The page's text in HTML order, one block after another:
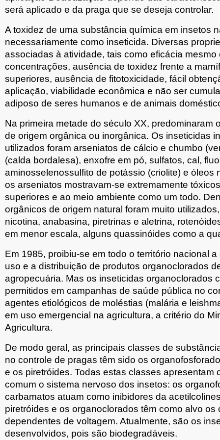
será aplicado e da praga que se deseja controlar.
A toxidez de uma substância química em insetos
necessariamente como inseticida. Diversas
associadas à atividade, tais como eficácia mesmo
concentrações, ausência de toxidez frente a
superiores, ausência de fitotoxicidade, fácil
aplicação, viabilidade econômica e não ser
adiposo de seres humanos e de animais
Na primeira metade do século XX, predominaram
de origem orgânica ou inorgânica. Os inseticidas
utilizados foram arseniatos de cálcio e chumbo
(calda bordalesa), enxofre em pó, sulfatos, cal,
aminosselenossulfito de potássio (criolite) e óleos
os arseniatos mostravam-se extremamente
superiores e ao meio ambiente como um todo.
orgânicos de origem natural foram muito
nicotina, anabasina, piretrinas e aletrina,
em menor escala, alguns quassinóides como a
Em 1985, proibiu-se em todo o território nacional
uso e a distribuição de produtos organoclorados
agropecuária. Mas os inseticidas organoclorados
permitidos em campanhas de saúde pública no
agentes etiológicos de moléstias (malária e
em uso emergencial na agricultura, a critério do
Agricultura.
De modo geral, as principais classes de
no controle de pragas têm sido os
e os piretróides. Todas estas classes apresentam
comum o sistema nervoso dos insetos: os
carbamatos atuam como inibidores da
piretróides e os organoclorados têm como alvo os
dependentes de voltagem. Atualmente, são os
desenvolvidos, pois são biodegradáveis.